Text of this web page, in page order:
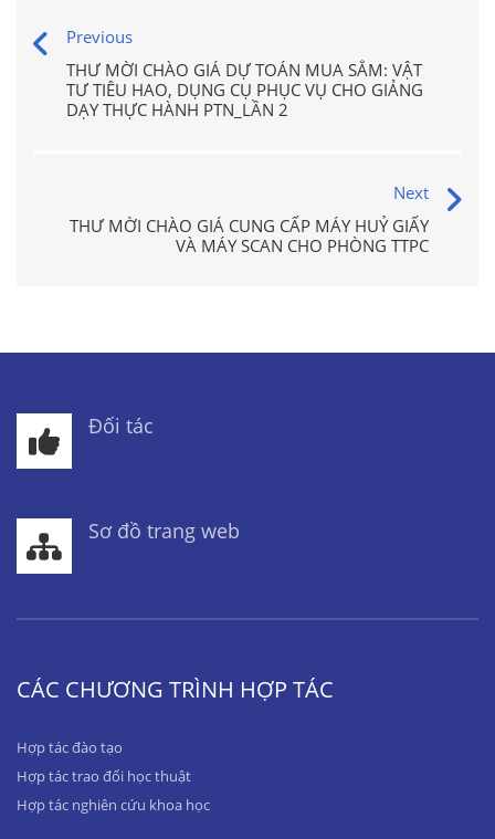
Previous
THƯ MỜI CHÀO GIÁ DỰ TOÁN MUA SẮM: VẬT
TƯ TIÊU HAO, DỤNG CỤ PHỤC VỤ CHO GIẢNG
DẠY THỰC HÀNH PTN_LẦN 2
Next
THƯ MỜI CHÀO GIÁ CUNG CẤP MÁY HUỶ GIẤY
VÀ MÁY SCAN CHO PHÒNG TTPC
Đối tác
Sơ đồ trang web
CÁC CHƯƠNG TRÌNH HỢP TÁC
Hợp tác đào tạo
Hợp tác trao đổi học thuật
Hợp tác nghiên cứu khoa học